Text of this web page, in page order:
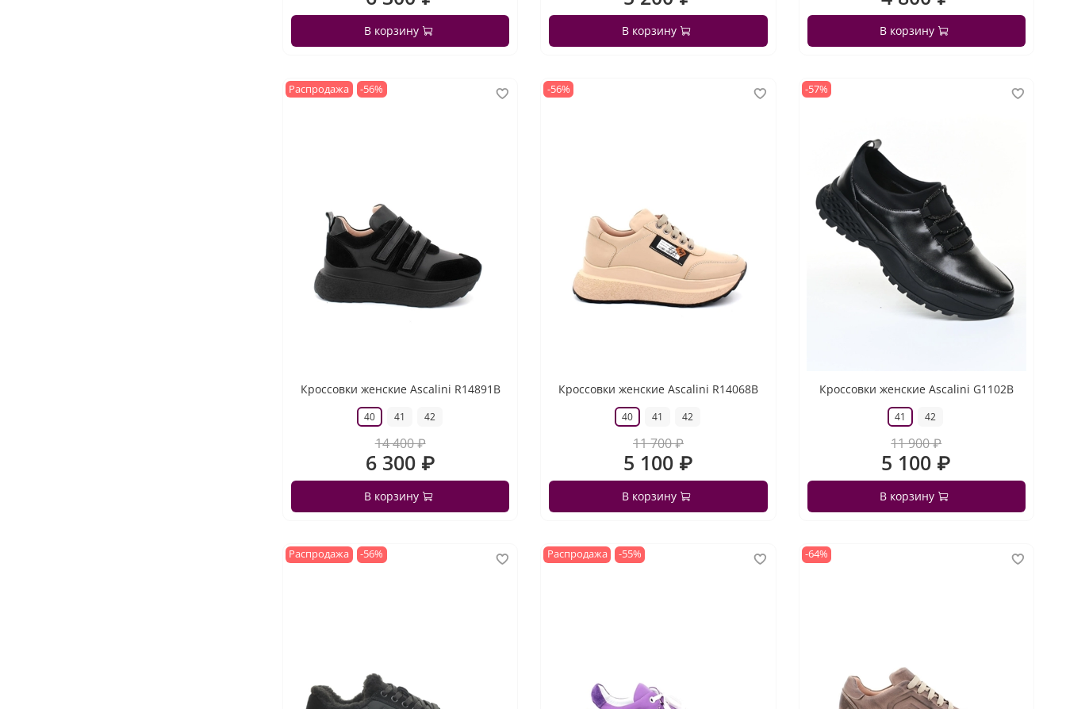
В корзину В корзину В корзину
Распродажа -56%
Кроссовки женские Ascalini R14891B
40 41 42
14 400 ₽
6 300 ₽
В корзину
-56%
Кроссовки женские Ascalini R14068B
40 41 42
11 700 ₽
5 100 ₽
В корзину
-57%
Кроссовки женские Ascalini G1102B
41 42
11 900 ₽
5 100 ₽
В корзину
Распродажа -56% Распродажа -55% -64%